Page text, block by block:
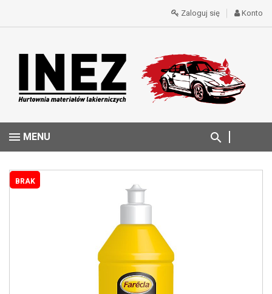
Konto
Zaloguj się
MENU
BRAK